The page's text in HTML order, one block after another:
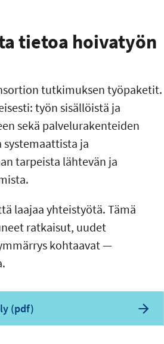
tietoa hoivatyön
tutkimuksen työpaketit.
työn sisällöistä ja
sekä palvelurakenteiden
ja
tarpeista lähtevän ja
laajaa yhteistyötä. Tämä
ratkaisut, uudet
kohtaavat —
(pdf)